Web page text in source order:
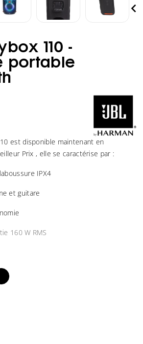

110 -
portable
est disponible maintenant en
Prix , elle se caractérise par :
IPX4
et guitare
160 W RMS